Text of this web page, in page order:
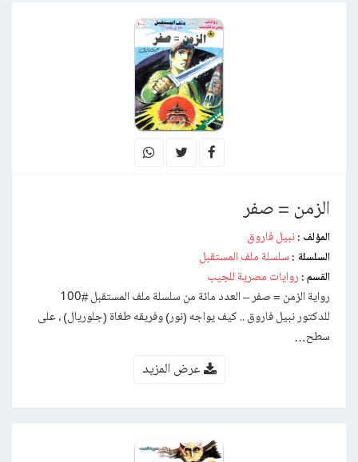
الزمن = صفر
المؤلف : نبيل فاروق
السلسلة : سلسلة ملف المستقبل
القسم : روايات مصرية للجيب
رواية الزمن = صفر – العدد مائة من سلسلة ملف المستقبل #100
للدكتور نبيل فاروق .. كيف يواجه (نور) وفريقه طغاة (جلوريال) ، على
سطح…
عرض المزيد